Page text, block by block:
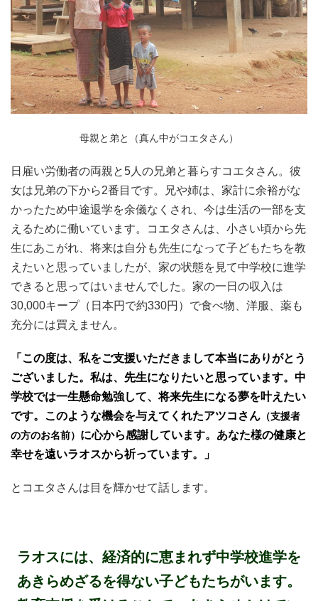
母親と弟と（真ん中がコエタさん）
日雇い労働者の両親と5人の兄弟と暮らすコエタさん。彼
女は兄弟の下から2番目です。兄や姉は、家計に余裕がな
かったため中途退学を余儀なくされ、今は生活の一部を支
えるために働いています。コエタさんは、小さい頃から先
生にあこがれ、 将来は自分も先生になって子どもたちを教
えたいと思っていましたが、家の状態を見て中学校に進学
できると思ってはいませんでした。 家の一日の収入は
30,000キープ（日本円で約330円）で食べ物、洋服、薬も
充分には買えません。
「この度は、私をご支援いただきまして本当にありがとう
ございました。私は、先生になりたいと思っています。中
学校では一生懸命勉強して、将来先生になる夢を叶えたい
です。 このような機会を与えてくれたアツコさん （支援者
の方のお名前） に心から感謝しています。あなた様の健康と
幸せを遠いラオスから祈っています。」
とコエタさんは目を輝かせて話します。
ラオスには、経済的に恵まれず中学校進学を
あきらめざるを得ない子どもたちがいます。